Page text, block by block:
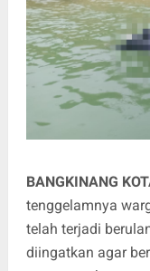
BANGKINANG
tenggelamnya
telah terjadi
diingatkan agar